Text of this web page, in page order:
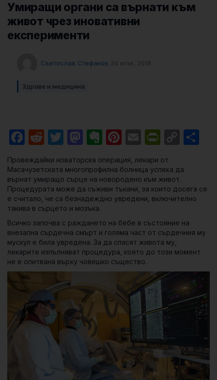
Умиращи органи са върнати към
живот чрез иновативни
експерименти
Светослав Стефанов 24 юли, 2018
Здраве и медицина
Facebook
RedditTwitter
Mastodon
Evernote
Pinterest
Email
Провеждайки новаторска операция, лекари от
Масачузетската многопрофилна болница успяха да
върнат умиращо сърце на новородено към живот.
Процедурата може да съживи тъкани, за които досега се
е считало, че са безнадеждно увредени, включително
такива в сърцето и мозъка.
Всичко започва с раждането на бебе в състояние на
внезапна сърдечна смърт и голяма част от сърдечния му
мускул е била увредена. За да спасят живота му,
лекарите изпълняват процедура, която до този момент
не е опитвана върху човешко същество.